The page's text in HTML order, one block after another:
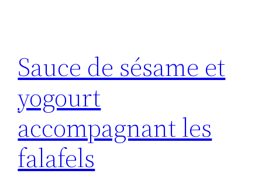
Sauce de sésame et
yogourt
accompagnant les
falafels